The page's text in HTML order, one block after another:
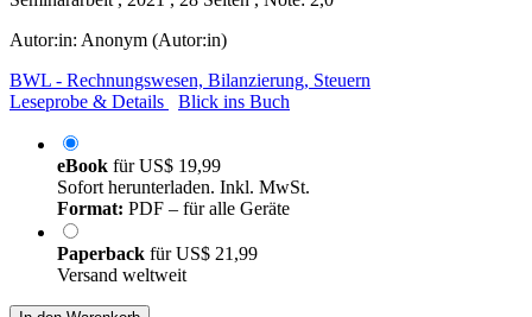
Autor:in: Anonym (Autor:in)
BWL - Rechnungswesen, Bilanzierung, Steuern
Leseprobe & Details
Blick ins Buch
eBook fürUS$ 19,99
Sofort herunterladen. Inkl. MwSt.
Format: PDF – für alle Geräte
Paperback fürUS$ 21,99
Versand weltweit